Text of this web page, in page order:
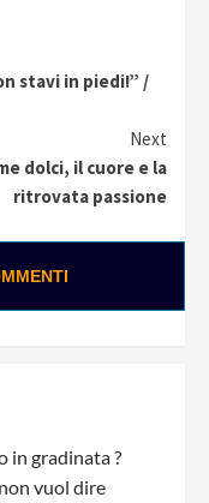
stavi in piedi!” /
Next
dolci, il cuore e la
ritrovata passione
in gradinata ?
vuol dire